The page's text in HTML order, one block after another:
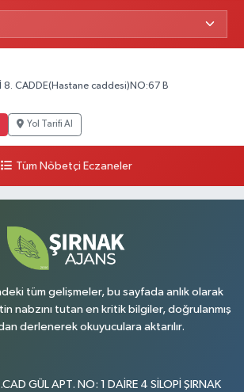
8. CADDE(Hastane caddesi)NO:67 B
Yol Tarifi Al
Tüm Nöbetçi Eczaneler
tüm gelişmeler, bu sayfada anlık olarak
nabzını tutan en kritik bilgiler, doğrulanmış
derlenerek okuyuculara aktarılır.
GÜL APT. NO: 1 DAİRE 4 SİLOPİ ŞIRNAK